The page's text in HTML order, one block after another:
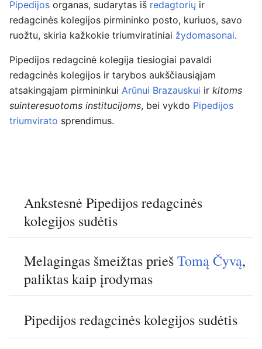
Pipedijos organas, sudarytas iš redagtorių ir
redagcinės kolegijos pirmininko posto, kuriuos, savo
ruožtu, skiria kažkokie triumviratiniai žydomasonai.
Pipedijos redagcinė kolegija tiesiogiai pavaldi
redagcinės kolegijos ir tarybos aukščiausiąjam
atsakingąjam pirmininkui Arūnui Brazauskui ir kitoms
suinteresuotoms institucijoms, bei vykdo Pipedijos
triumvirato sprendimus.
Ankstesnė Pipedijos redagcinės
kolegijos sudėtis
Melagingas šmeižtas priešTomą Čyvą,
paliktas kaip įrodymas
Pipedijos redagcinės kolegijos sudėtis